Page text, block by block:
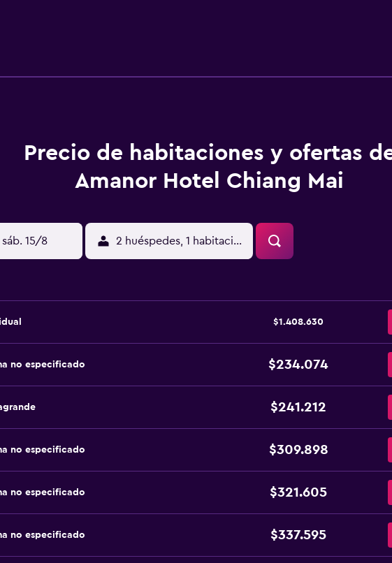
de alta calidad. Cabe destacar que este alojamiento permite a sus
50 pulgadas con canales por cable. Los baños están dotados de
Precio de habitaciones y ofertas
Amanor Hotel Chiang Mai
sáb. 15/8 2 huéspedes, 1 habitación
$1.408.630
no especificado $234.074
$241.212
no especificado $309.898
no especificado $321.605
no especificado $337.595